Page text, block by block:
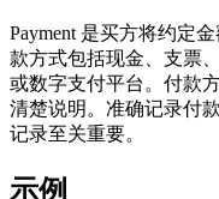
Payment 是买方将约定
款方式包括现金、支票
或数字支付平台。付款
清楚说明。准确记录付
记录至关重要。
示例